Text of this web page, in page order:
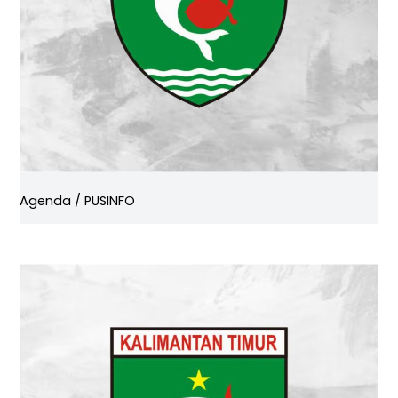
Agenda /PUSINFO